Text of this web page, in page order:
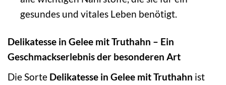
gesundes und vitales Leben benötigt.
Delikatesse in Gelee mit Truthahn – Ein
Geschmackserlebnis der besonderen Art
Die Sorte Delikatesse in Gelee mit Truthahn ist